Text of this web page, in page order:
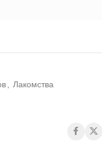
Лакомства